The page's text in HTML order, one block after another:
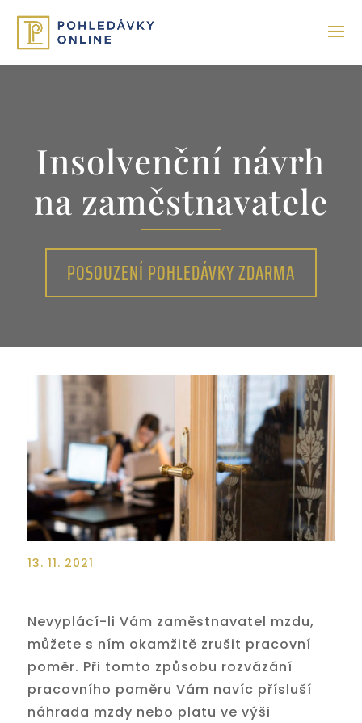
Insolvenční návrh
na zaměstnavatele
POSOUZENÍ POHLEDÁVKY ZDARMA
13. 11. 2021
Nevyplácí-li Vám zaměstnavatel mzdu,
můžete s ním okamžitě zrušit pracovní
poměr. Při tomto způsobu rozvázání
pracovního poměru Vám navíc přísluší
náhrada mzdy nebo platu ve výši